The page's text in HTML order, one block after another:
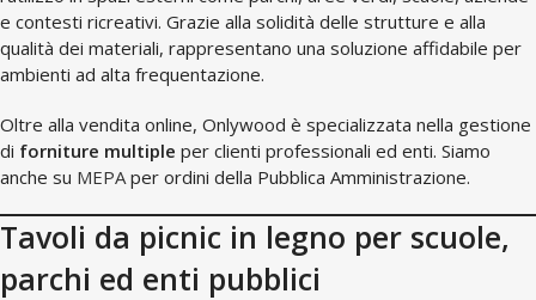
e contesti ricreativi. Grazie alla solidità delle strutture e alla
qualità dei materiali, rappresentano una soluzione affidabile per
ambienti ad alta frequentazione.
Oltre alla vendita online, Onlywood è specializzata nella gestione
di forniture multiple per clienti professionali ed enti. Siamo
anche su MEPAper ordini della Pubblica Amministrazione.
Tavoli da picnic in legno per scuole,
parchi ed enti pubblici